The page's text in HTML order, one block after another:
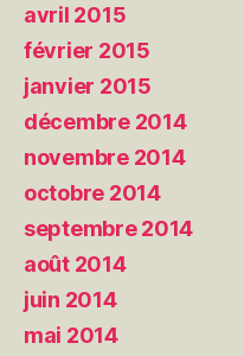
avril 2015
février 2015
janvier 2015
décembre 2014
novembre 2014
octobre 2014
septembre 2014
août 2014
juin 2014
mai 2014